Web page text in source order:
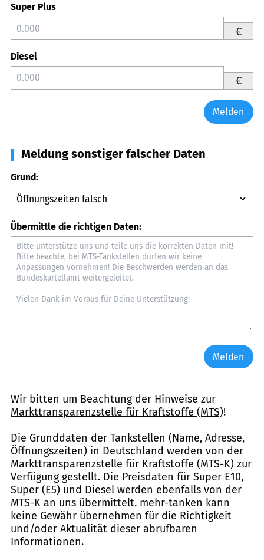
Super Plus
€
Diesel
€
Melden
Meldung sonstiger falscher Daten
Grund:
Übermittle die richtigen Daten:
Melden
Wir bitten um Beachtung der Hinweise zur
Markttransparenzstelle für Kraftstoffe (MTS)!
Die Grunddaten der Tankstellen (Name, Adresse,
Öffnungszeiten) in Deutschland werden von der
Markttransparenzstelle für Kraftstoffe (MTS-K) zur
Verfügung gestellt. Die Preisdaten für Super E10,
Super (E5) und Diesel werden ebenfalls von der
MTS-K an uns übermittelt. mehr-tanken kann
keine Gewähr übernehmen für die Richtigkeit
und/oder Aktualität dieser abrufbaren
Informationen.